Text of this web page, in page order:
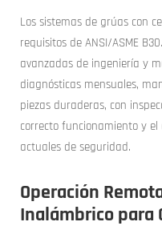
Los sistemas de grúas con
requisitos de ANSI/ASME
avanzadas de ingeniería y
diagnósticas mensuales,
piezas duraderas, con
correcto funcionamiento y
actuales de seguridad.
Operación
Inalámbrico para